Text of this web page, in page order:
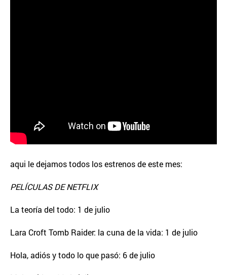
aqui le dejamos todos los estrenos de este mes:
PELÍCULAS DE NETFLIX
La teoría del todo: 1 de julio
Lara Croft Tomb Raider: la cuna de la vida: 1 de julio
Hola, adiós y todo lo que pasó: 6 de julio